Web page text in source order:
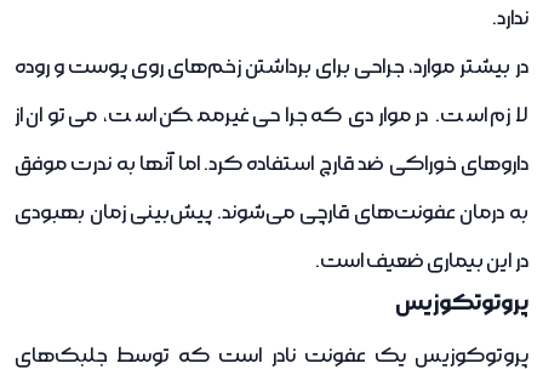
ندارد.
در بیشتر موارد، جراحی برای برداشتن زخم‌های روی پوست و روده
لازم است. در مواردی که جراحی غیرممکن است، می توان از
داروهای خوراکی ضد قارچ استفاده کرد. اما آنها به ندرت موفق
به درمان عفونت‌های قارچی می‌شوند. پیش‌بینی زمان بهبودی
در این بیماری ضعیف است.
پروتوتکوزیس
پروتوکوزیس یک عفونت نادر است که توسط جلبک‌های